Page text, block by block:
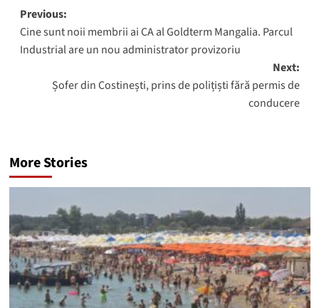
Post
navigation
Previous:
Cine sunt noii membrii ai CA al Goldterm Mangalia. Parcul
Industrial are un nou administrator provizoriu
Next:
Șofer din Costinești, prins de polițiști fără permis de
conducere
More Stories